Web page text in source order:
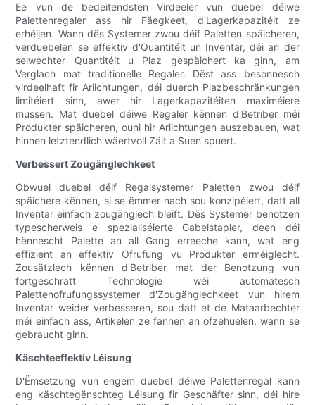
Ee vun de bedeitendsten Virdeeler vun duebel déiwe
Palettenregaler ass hir Fäegkeet, d'Lagerkapazitéit ze
erhéijen. Wann dës Systemer zwou déif Paletten späicheren,
verduebelen se effektiv d'Quantitéit un Inventar, déi an der
selwechter Quantitéit u Plaz gespäichert ka ginn, am
Verglach mat traditionelle Regaler. Dëst ass besonnesch
virdeelhaft fir Ariichtungen, déi duerch Plazbeschränkungen
limitéiert sinn, awer hir Lagerkapazitéiten maximéiere
mussen. Mat duebel déiwe Regaler kënnen d'Betriber méi
Produkter späicheren, ouni hir Ariichtungen auszebauen, wat
hinnen letztendlich wäertvoll Zäit a Suen spuert.
Verbessert Zougänglechkeet
Obwuel duebel déif Regalsystemer Paletten zwou déif
späichere kënnen, si se ëmmer nach sou konzipéiert, datt all
Inventar einfach zougänglech bleift. Dës Systemer benotzen
typescherweis e spezialiséierte Gabelstapler, deen déi
hënnescht Palette an all Gang erreeche kann, wat eng
effizient an effektiv Ofrufung vu Produkter erméiglecht.
Zousätzlech kënnen d'Betriber mat der Benotzung vun
fortgeschratt Technologie wéi automatesch
Palettenofrufungssystemer d'Zougänglechkeet vun hirem
Inventar weider verbesseren, sou datt et de Mataarbechter
méi einfach ass, Artikelen ze fannen an ofzehuelen, wann se
gebraucht ginn.
Käschteeffektiv Léisung
D'Ëmsetzung vun engem duebel déiwe Palettenregal kann
eng käschtegënschteg Léisung fir Geschäfter sinn, déi hire